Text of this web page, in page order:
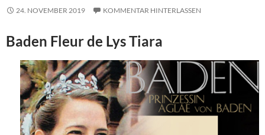
24. NOVEMBER 2019 KOMMENTAR HINTERLASSEN
Baden Fleur de Lys Tiara